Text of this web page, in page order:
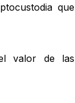
que
valor de las